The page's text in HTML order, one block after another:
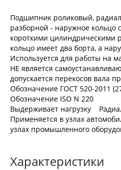
Подшипник роликовый,
разборной - наружное кольцо
короткими цилиндрическими
кольцо имеет два борта, а
Используется для работы на
НЕ является
допускается перекосов вала
Обозначение ГОСТ 520-2011
Обозначение ISO N 220
Выдерживает нагрузку
Применяется в узлах
узлах промышленного
Характеристики